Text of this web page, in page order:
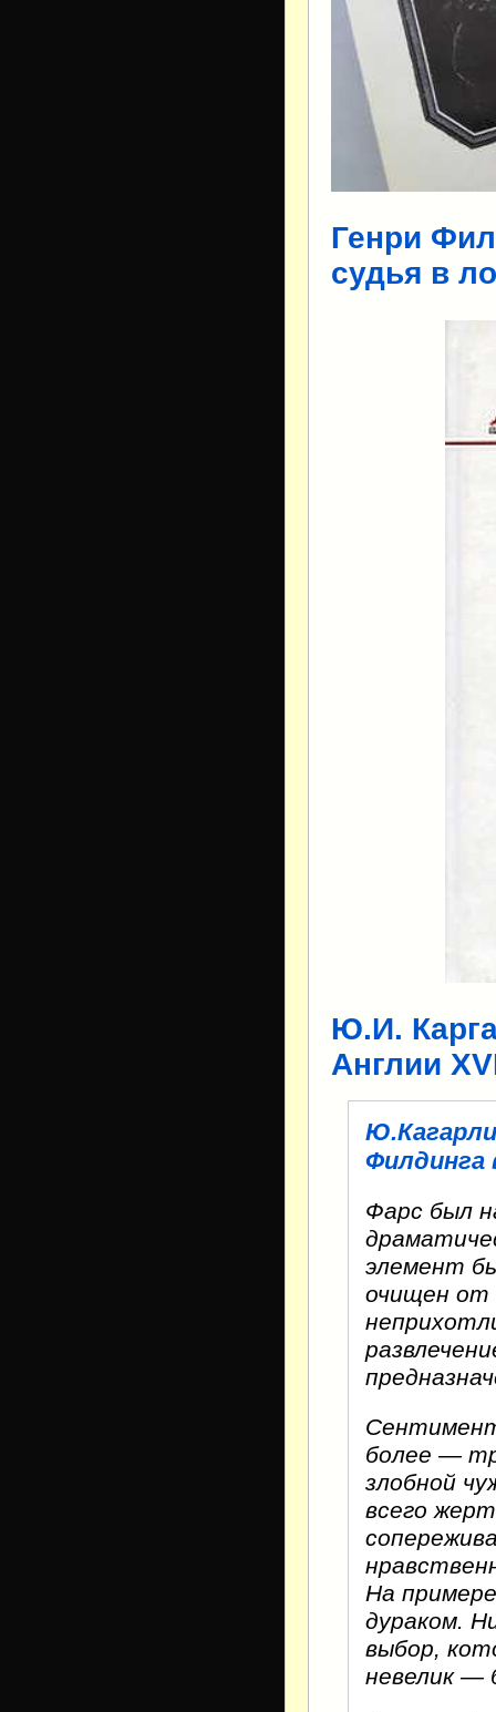
Генри
судья в
Ю.И.
Англии
Филдинга
Фарс был
элемент
очищен от
более —
злобной
всего
На
дураком.
выбор,
невелик —